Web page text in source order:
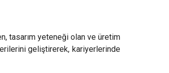
tasarım yeteneği olan ve üretim
geliştirerek, kariyerlerinde